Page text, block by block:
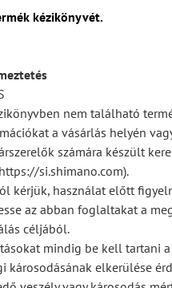
kézikönyvét.
nem található
a vásárlás helyén
számára készült
si.shimano.com).
kérjük, használat előtt
az abban foglaltakat a
céljából.
mindig be kell tartani
károsodásának elkerülése